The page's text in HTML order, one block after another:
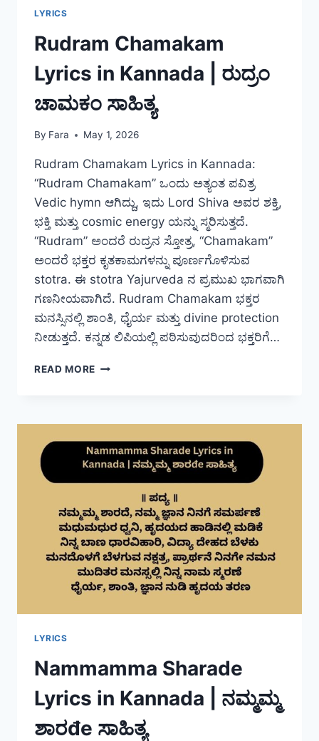
LYRICS
Rudram Chamakam
Lyrics in Kannada | ರುದ್ರಂ
ಚಾಮಕಂ ಸಾಹಿತ್ಯ
By Fara May 1, 2026
Rudram Chamakam Lyrics in Kannada:
“Rudram Chamakam” ಒಂದು ಅತ್ಯಂತ ಪವಿತ್ರ
Vedic hymn ಆಗಿದ್ದು, ಇದು Lord Shiva ಅವರ ಶಕ್ತಿ,
ಭಕ್ತಿ ಮತ್ತು cosmic energy ಯನ್ನು ಸ್ಮರಿಸುತ್ತದೆ.
“Rudram” ಅಂದರೆ ರುದ್ರನ ಸ್ತೋತ್ರ, “Chamakam”
ಅಂದರೆ ಭಕ್ತರ ಕೃತಕಾಮಗಳನ್ನು ಪೂರ್ಣಗೊಳಿಸುವ
stotra. ಈ stotra Yajurveda ನ ಪ್ರಮುಖ ಭಾಗವಾಗಿ
ಗಣನೀಯವಾಗಿದೆ. Rudram Chamakam ಭಕ್ತರ
ಮನಸ್ಸಿನಲ್ಲಿ ಶಾಂತಿ, ಧೈರ್ಯ ಮತ್ತು divine protection
ನೀಡುತ್ತದೆ. ಕನ್ನಡ ಲಿಪಿಯಲ್ಲಿ ಪಠಿಸುವುದರಿಂದ ಭಕ್ತರಿಗೆ…
READ MORE RUDRAM
KANNADA
|
ರುದ್ರಂ
ಚಾಮಕಂ
ಸಾಹಿತ್ಯ
LYRICS
Nammamma Sharade
Lyrics in Kannada | ನಮ್ಮಮ್ಮ
ಶಾರđe ಸಾಹಿತ್ಯ